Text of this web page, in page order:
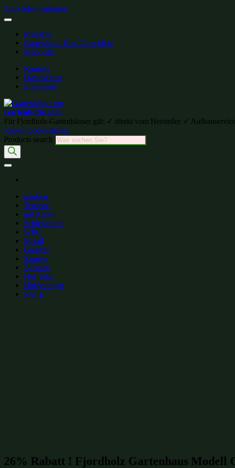
Zum Inhalt springen
Magazin
Gartenhütte-Kauf-Checkliste
Merkliste:
Kontakt
Datenschutz
Impressum
Gartenhütte.com
Für Fjordholz-Gartenhäuser gilt: ✓ direkt vom Hersteller ✓
Rabatt-Code erhalten
Products search
modern
Terrasse
mit Anbau
Schiebetüren
WPC
Metall
Garagen
Saunen
2-Raum
Hot Tubs
Holzgaragen
SALE
26% Rabatt ! Fjordholz Gartenhaus Modell